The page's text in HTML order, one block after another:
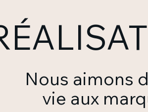
Nous aimons
vie aux